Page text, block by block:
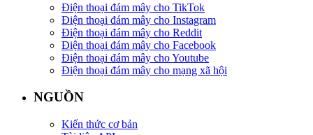
Điện thoại đám mây cho TikTok
Điện thoại đám mây cho Instagram
Điện thoại đám mây cho Reddit
Điện thoại đám mây cho Facebook
Điện thoại đám mây cho Youtube
Điện thoại đám mây cho mạng xã hội
NGUỒN
Kiến thức cơ bản